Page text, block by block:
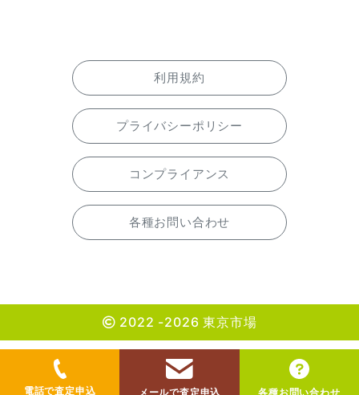
利用規約
プライバシーポリシー
コンプライアンス
各種お問い合わせ
2022 -2026 東京市場
電話で査定申込 メールで査定申込 各種お問い合わせ